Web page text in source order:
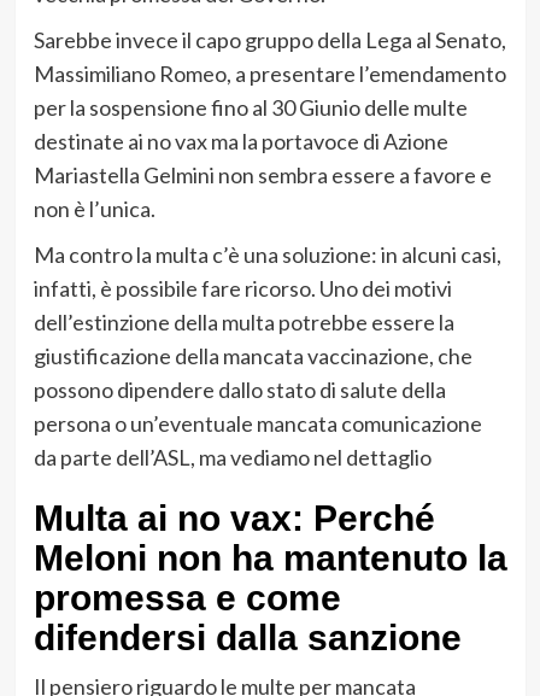
Sarebbe invece il capo gruppo della Lega al Senato,
Massimiliano Romeo, a presentare l’emendamento
per la sospensione fino al 30 Giunio delle multe
destinate ai no vax ma la portavoce di Azione
Mariastella Gelmini non sembra essere a favore e
non è l’unica.
Ma contro la multa c’è una soluzione: in alcuni casi,
infatti, è possibile fare ricorso. Uno dei motivi
dell’estinzione della multa potrebbe essere la
giustificazione della mancata vaccinazione, che
possono dipendere dallo stato di salute della
persona o un’eventuale mancata comunicazione
da parte dell’ASL, ma vediamo nel dettaglio
Multa ai no vax: Perché
Meloni non ha mantenuto la
promessa e come
difendersi dalla sanzione
Il pensiero riguardo le multe per mancata